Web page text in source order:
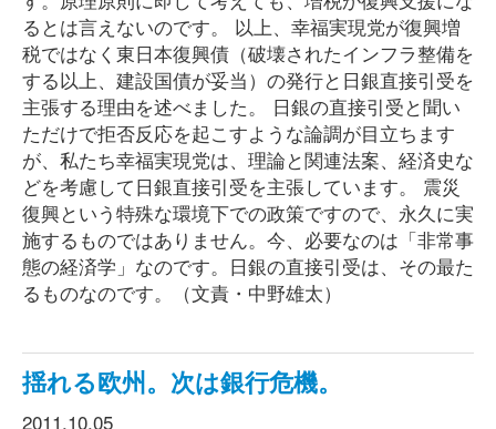
るとは言えないのです。 以上、幸福実現党が復興増
税ではなく東日本復興債（破壊されたインフラ整備を
する以上、建設国債が妥当）の発行と日銀直接引受を
主張する理由を述べました。 日銀の直接引受と聞い
ただけで拒否反応を起こすような論調が目立ちます
が、私たち幸福実現党は、理論と関連法案、経済史な
どを考慮して日銀直接引受を主張しています。 震災
復興という特殊な環境下での政策ですので、永久に実
施するものではありません。今、必要なのは「非常事
態の経済学」なのです。日銀の直接引受は、その最た
るものなのです。（文責・中野雄太）
揺れる欧州。次は銀行危機。
2011.10.05